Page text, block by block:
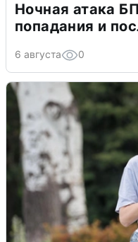
Ночная атака
попадания и
6 августа 0